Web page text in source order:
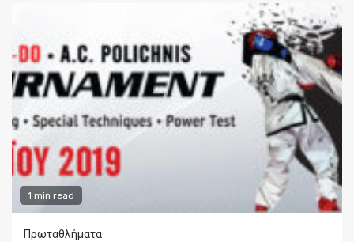
1 min read
Πρωταθλήματα